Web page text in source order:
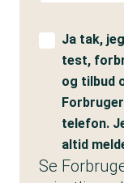
Ja tak,
test,
og tilbud
telefon.
altid
Se